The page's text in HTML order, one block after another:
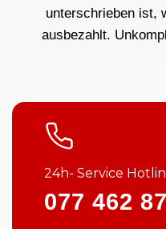
unterschrieben ist,
ausbezahlt.
24h- Service
077 462